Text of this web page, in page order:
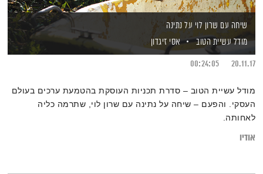
שיחה עם שרון לוי על נתינה
מודל עשיית הטוב
אסי זיגדון
20.11.17
00:24:05
מודל עשיית הטוב – סדרת תכניות העוסקת בהטמעת ערכים בעולם
העסקי. והפעם – שיחה על נתינה עם שרון לוי, שתרמה כליה
לאחותה.
אודיו